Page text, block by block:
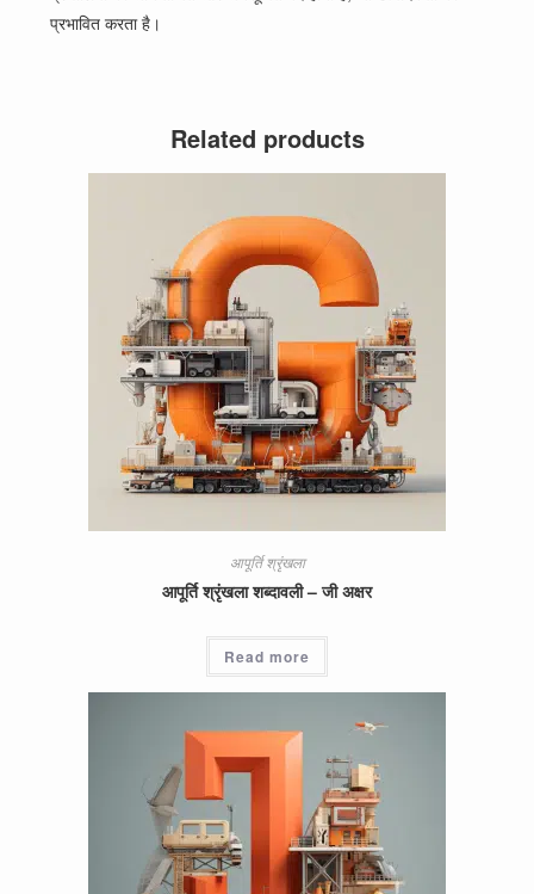
प्रभावित करता है।
Related products
आपूर्ति श्रृंखला
आपूर्ति श्रृंखला शब्दावली – जी अक्षर
Read more